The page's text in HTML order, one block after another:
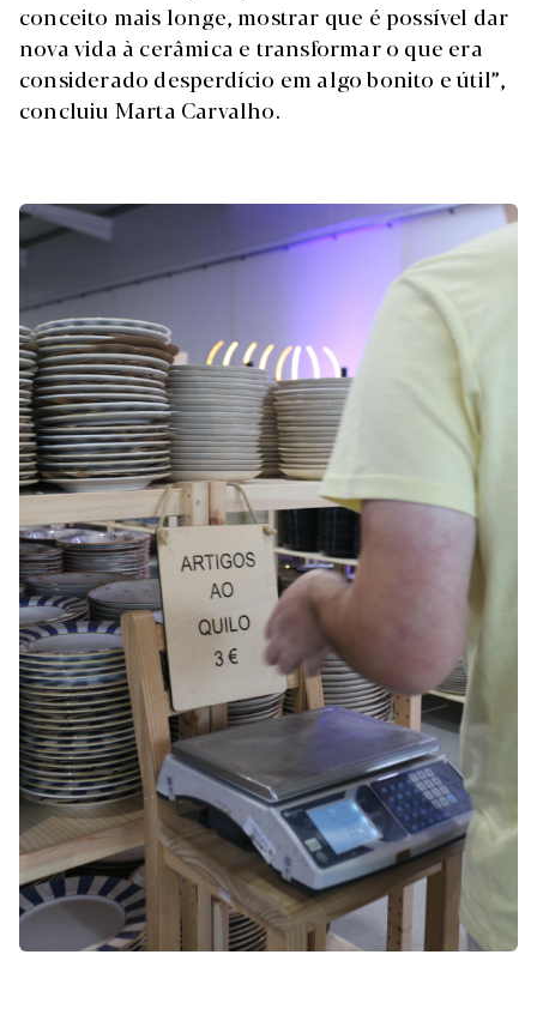
conceito mais longe, mostrar que é possível dar
nova vida à cerâmica e transformar o que era
considerado desperdício em algo bonito e útil”,
concluiu Marta Carvalho.